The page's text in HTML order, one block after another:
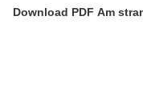
Download PDF Am